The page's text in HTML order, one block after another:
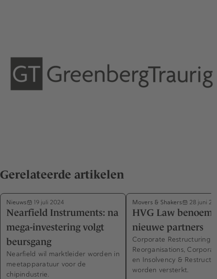
Gerelateerde artikelen
Nieuws 19 juli 2024
Nearfield Instruments: na
mega-investering volgt
beursgang
Nearfield wil marktleider worden in
meetapparatuur voor de
chipindustrie.
Movers & Shakers 28 juni
HVG Law
nieuwe partners
Corporate Restructuring
Reorganisations,
en Insolvency &
worden versterkt.